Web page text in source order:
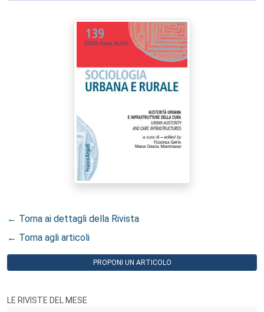
← Torna ai dettagli della Rivista
← Torna agli articoli
PROPONI UN ARTICOLO
LE RIVISTE DEL MESE